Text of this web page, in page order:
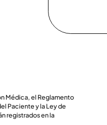
Médica, el Reglamento
Paciente y la Ley de
registrados en la